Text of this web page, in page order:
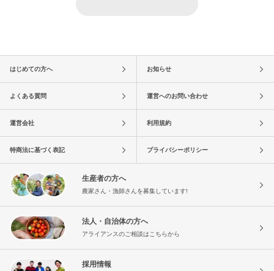
はじめての方へ お知らせ
よくある質問 運営へのお問い合わせ
運営会社 利用規約
特商法に基づく表記 プライバシーポリシー
生産者の方へ
農家さん・漁師さんを募集しています!
法人・自治体の方へ
アライアンスのご相談はこちらから
採用情報